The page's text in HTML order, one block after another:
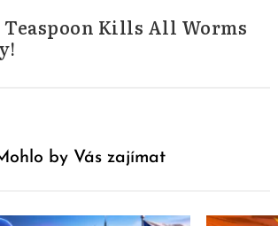
Teaspoon Kills All Worms
by Vás zajímat